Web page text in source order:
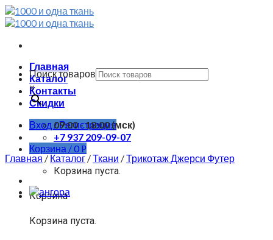
Skip
to
Главная
Каталог
Контакты
Скидки
Вход / Регистрация
Корзина /0Р
Корзина пуста.
Корзина
Корзина пуста.
Поиск товаров
×
09:00 - 18:00 (мск)
+7 937 209-09-07
Главная/Каталог /Ткани /Трикотаж Джерси Футер